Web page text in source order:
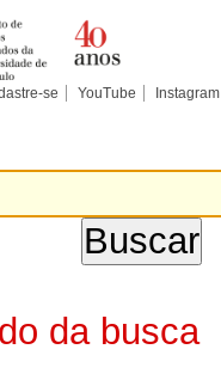
se YouTube Instagram
da busca